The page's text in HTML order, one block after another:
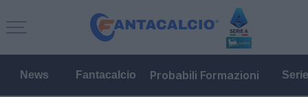
News Fantacalcio Probabili Formazioni